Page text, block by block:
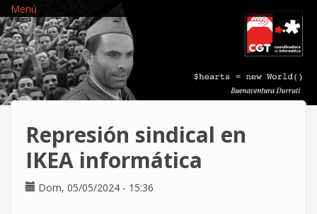
Pasar
al
contenido
principal
Menú
Represión sindical en
IKEA informática
Dom, 05/05/2024 - 15:36